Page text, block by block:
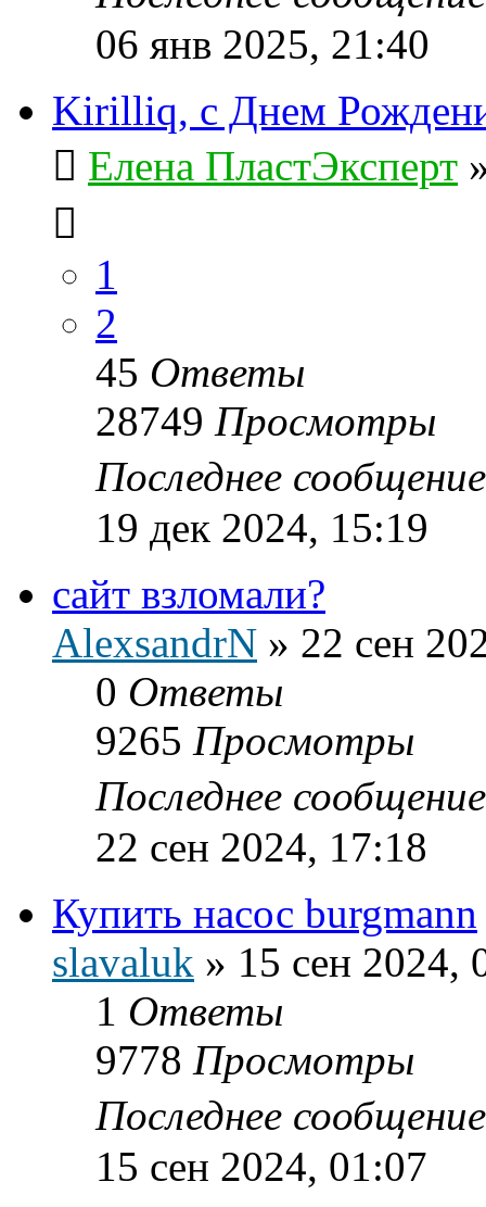
06 янв 2025, 21:40
Kirilliq, с Днем
Елена ПластЭксперт
1
2
45 Ответы
28749 Просмотры
Последнее
19 дек 2024, 15:19
сайт взломали?
AlexsandrN » 22 сен
0 Ответы
9265 Просмотры
Последнее
22 сен 2024, 17:18
Купить насос burgmann
slavaluk » 15 сен 2024,
1 Ответы
9778 Просмотры
Последнее
15 сен 2024, 01:07